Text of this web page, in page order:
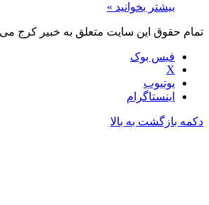
بیشتر بخوانید »
تمام حقوق این سایت متعلق به خبیر کرج
فیس بوک
X
یوتیوب
اینستاگرام
دکمه بازگشت به بالا